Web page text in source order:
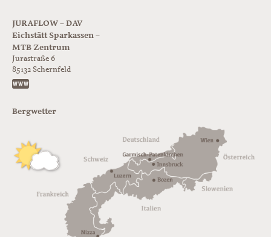
JURAFLOW – DAV
Eichstätt Sparkassen –
MTB Zentrum
Jurastraße 6
85132 Schernfeld
Bergwetter